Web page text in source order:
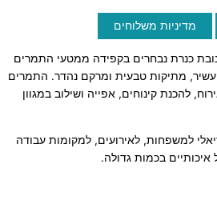
מדיניות משלוחים
כנרת נבחרים בקפידה ממטעי התמרים
מתיקות טבעית ומרקם נהדר. התמרים
להכנת קינוחים, אפייה ושילוב במגוון
אידיאלי למשפחות, לאירועים, למקומות עבודה
בכמות גדולה.